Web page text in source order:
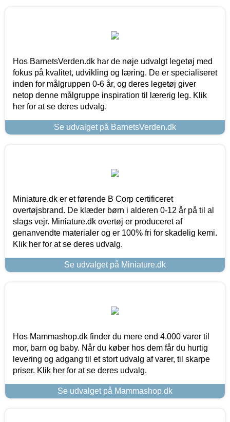
Hos BarnetsVerden.dk har de nøje udvalgt legetøj med
fokus på kvalitet, udvikling og læring. De er specialiseret
inden for målgruppen 0-6 år, og deres legetøj giver
netop denne målgruppe inspiration til lærerig leg. Klik
her for at se deres udvalg.
Se udvalget på BarnetsVerden.dk
Miniature.dk er et førende B Corp certificeret
overtøjsbrand. De klæder børn i alderen 0-12 år på til al
slags vejr. Miniature.dk overtøj er produceret af
genanvendte materialer og er 100% fri for skadelig kemi.
Klik her for at se deres udvalg.
Se udvalget på Miniature.dk
Hos Mammashop.dk finder du mere end 4.000 varer til
mor, barn og baby. Når du køber hos dem får du hurtig
levering og adgang til et stort udvalg af varer, til skarpe
priser. Klik her for at se deres udvalg.
Se udvalget på Mammashop.dk